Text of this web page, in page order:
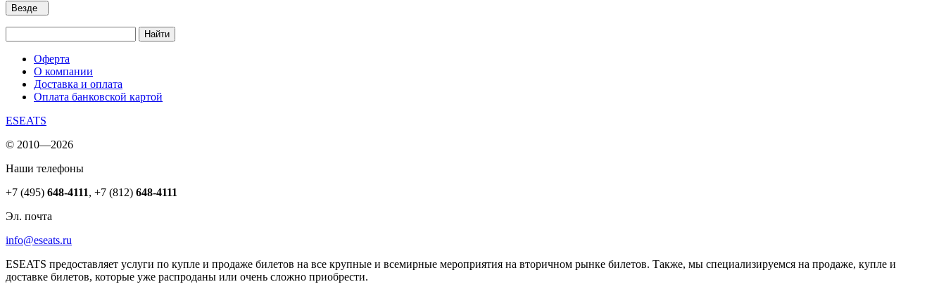
Везде
Найти
Оферта
О компании
Доставка и оплата
Оплата банковской картой
ESEATS
© 2010—2026
Наши телефоны
+7 (495) 648-4111, +7 (812) 648-4111
Эл. почта
info@eseats.ru
ESEATS предоставляет услуги по купле и продаже билетов на все крупные и всемирные мероприятия на вторичном рынке билетов. Также, мы специализируемся на продаже, купле и
доставке билетов, которые уже распроданы или очень сложно приобрести.